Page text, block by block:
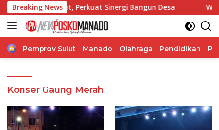
Langsung
ke
konten
Breaking News
Desa Sulut, Perkuat Sinergi Bangun Desa Wabup
Home
Pemprov Sulut Manado Olahraga Pendidikan
Konser Gaung Merah